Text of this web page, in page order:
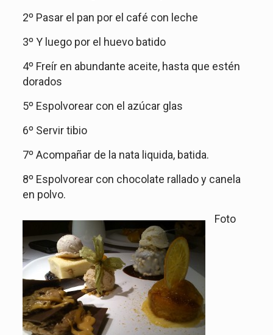
2º Pasar el pan por el café con leche
3º Y luego por el huevo batido
4º Freír en abundante aceite, hasta que estén
dorados
5º Espolvorear con el azúcar glas
6º Servir tibio
7º Acompañar de la nata liquida, batida.
8º Espolvorear con chocolate rallado y canela
en polvo.
Foto